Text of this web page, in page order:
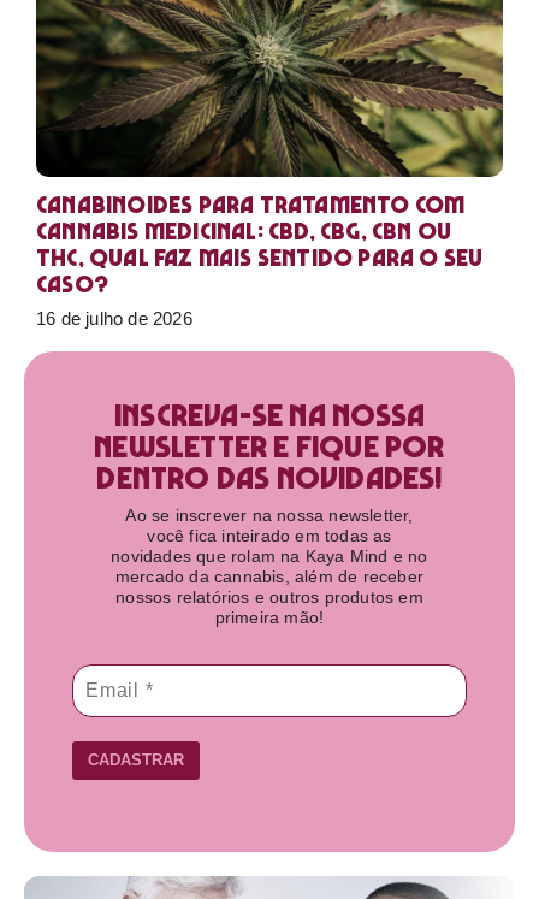
Canabinoides para tratamento com
cannabis medicinal: CBD, CBG, CBN ou
THC, qual faz mais sentido para o seu
caso?
16 de julho de 2026
Inscreva-se na nossa
newsletter e fique por
dentro das novidades!​
Ao se inscrever na nossa newsletter,
você fica inteirado em todas as
novidades que rolam na Kaya Mind e no
mercado da cannabis, além de receber
nossos relatórios e outros produtos em
primeira mão!
CADASTRAR